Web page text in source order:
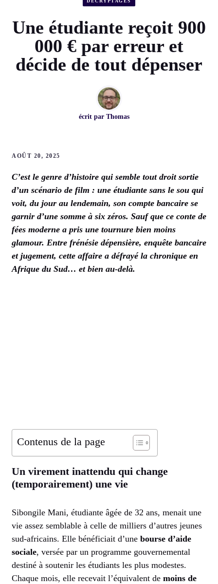
Une étudiante reçoit 900
000 € par erreur et
décide de tout dépenser
écrit par Thomas
AOÛT 20, 2025
C’est le genre d’histoire qui semble tout droit sortie
d’un scénario de film : une étudiante sans le sou qui
voit, du jour au lendemain, son compte bancaire se
garnir d’une somme à six zéros. Sauf que ce conte de
fées moderne a pris une tournure bien moins
glamour. Entre frénésie dépensière, enquête bancaire
et jugement, cette affaire a défrayé la chronique en
Afrique du Sud… et bien au-delà.
Contenus de la page
Un virement inattendu qui change
(temporairement) une vie
Sibongile Mani, étudiante âgée de 32 ans, menait une
vie assez semblable à celle de milliers d’autres jeunes
sud-africains. Elle bénéficiait d’une bourse d’aide
sociale, versée par un programme gouvernemental
destiné à soutenir les étudiants les plus modestes.
Chaque mois, elle recevait l’équivalent de moins de